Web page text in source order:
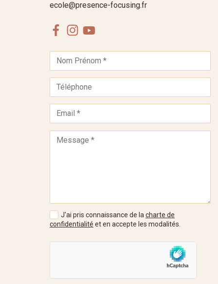
ecole@presence-focusing.fr
FacebookInstagram
J'ai pris connaissance de lacharte de
confidentialité et en accepte les modalités.